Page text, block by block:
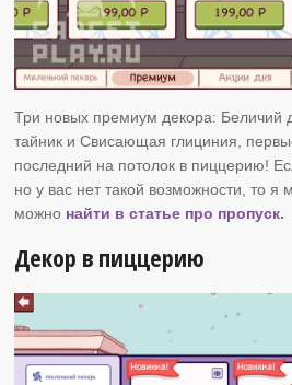
Три новых премиум декора: Беличий
тайник и Свисающая глициния,
последний на потолок в пиццерию!
но у вас нет такой возможности, то я
можно найти в статье про пропуск.
Декор в пиццерию